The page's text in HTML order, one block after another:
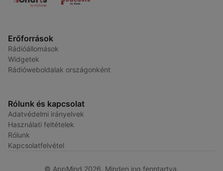
Erőforrások
Rádióállomások
Widgetek
Rádióweboldalak országonként
Rólunk és kapcsolat
Adatvédelmi irányelvek
Használati feltételek
Rólunk
Kapcsolatfelvétel
© AppMind 2026. Minden jog fenntartva.